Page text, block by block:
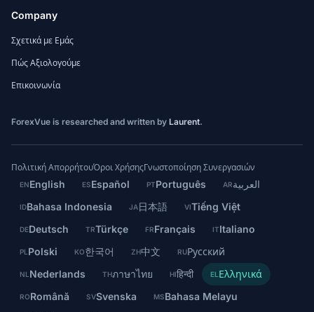
Company
Σχετικά με Εμάς
Πώς Αξιολογούμε
Επικοινωνία
ForexVue is researched and written by Laurent.
Πολιτική ΑπορρήτουΌροι ΧρήσηςΓνωστοποίηση Συνεργασιών
ENEnglish ESEspañol PTPortuguês ARالعربية
IDBahasa Indonesia JA日本語 VITiếng Việt
DEDeutsch TRTürkçe FRFrançais ITItaliano
PL Polski KO한국어 ZH中文 RUРусский
NL Nederlands THภาษาไทย HIहिन्दी EL Ελληνικά
RORomână SVSvenska MSBahasa Melayu